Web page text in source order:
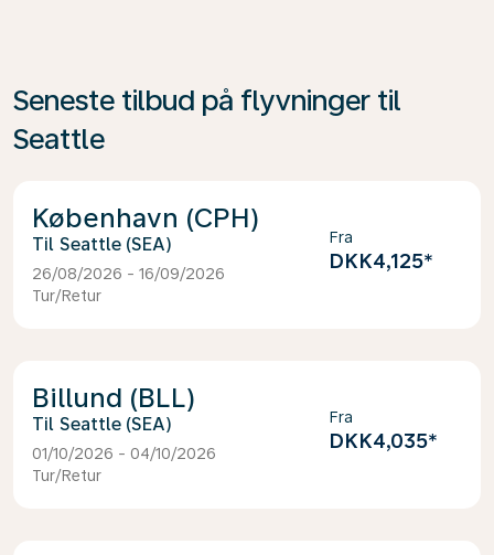
Seneste tilbud på flyvninger til
Seattle
København (CPH)
Seattle (SEA)
26/08/2026 - 16/09/2026
Tur/Retur
Fra
DKK4,125*
Billund (BLL)
Seattle (SEA)
01/10/2026 - 04/10/2026
Tur/Retur
Fra
DKK4,035*